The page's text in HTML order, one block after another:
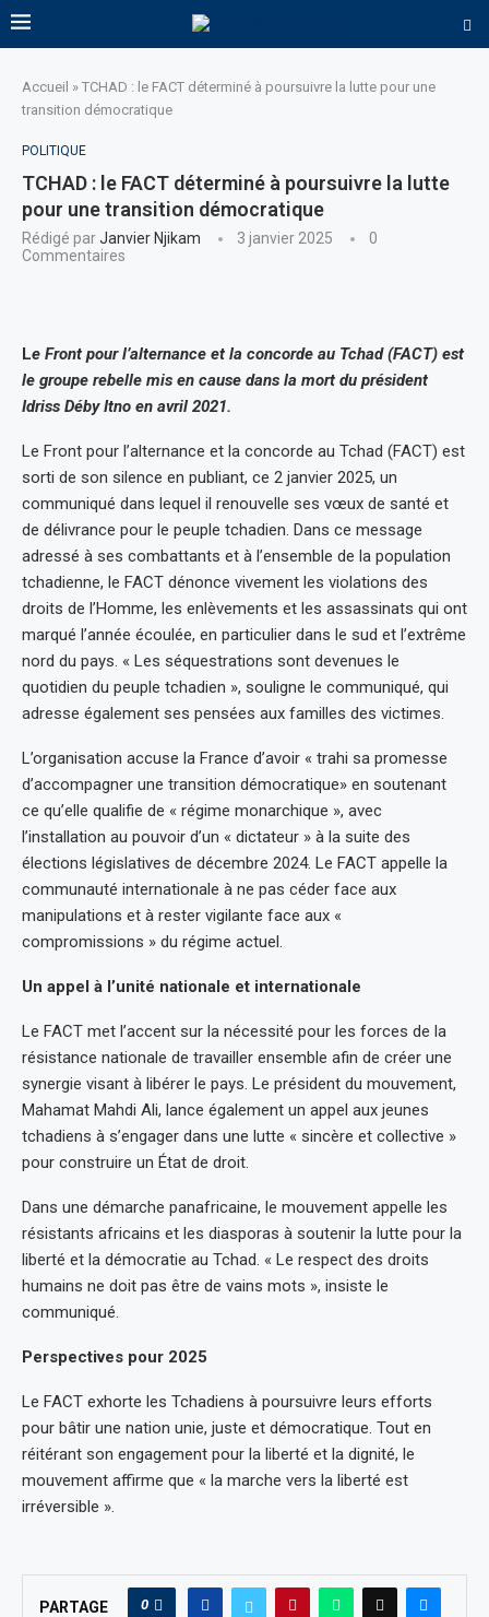
Accueil » TCHAD : le FACT déterminé à poursuivre la lutte pour une
transition démocratique
POLITIQUE
TCHAD : le FACT déterminé à poursuivre la lutte
pour une transition démocratique
Rédigé parJanvier Njikam 3 janvier 2025
0
Commentaires
Le Front pour l’alternance et la concorde au Tchad (FACT) est
le groupe rebelle mis en cause dans la mort du président
Idriss Déby Itno en avril 2021.
Le Front pour l’alternance et la concorde au Tchad (FACT) est
sorti de son silence en publiant, ce 2 janvier 2025, un
communiqué dans lequel il renouvelle ses vœux de santé et
de délivrance pour le peuple tchadien. Dans ce message
adressé à ses combattants et à l’ensemble de la population
tchadienne, le FACT dénonce vivement les violations des
droits de l’Homme, les enlèvements et les assassinats qui ont
marqué l’année écoulée, en particulier dans le sud et l’extrême
nord du pays. « Les séquestrations sont devenues le
quotidien du peuple tchadien », souligne le communiqué, qui
adresse également ses pensées aux familles des victimes.
L’organisation accuse la France d’avoir « trahi sa promesse
d’accompagner une transition démocratique» en soutenant
ce qu’elle qualifie de « régime monarchique », avec
l’installation au pouvoir d’un « dictateur » à la suite des
élections législatives de décembre 2024. Le FACT appelle la
communauté internationale à ne pas céder face aux
manipulations et à rester vigilante face aux «
compromissions » du régime actuel.
Un appel à l’unité nationale et internationale
Le FACT met l’accent sur la nécessité pour les forces de la
résistance nationale de travailler ensemble afin de créer une
synergie visant à libérer le pays. Le président du mouvement,
Mahamat Mahdi Ali, lance également un appel aux jeunes
tchadiens à s’engager dans une lutte « sincère et collective »
pour construire un État de droit.
Dans une démarche panafricaine, le mouvement appelle les
résistants africains et les diasporas à soutenir la lutte pour la
liberté et la démocratie au Tchad. « Le respect des droits
humains ne doit pas être de vains mots », insiste le
communiqué.
Perspectives pour 2025
Le FACT exhorte les Tchadiens à poursuivre leurs efforts
pour bâtir une nation unie, juste et démocratique. Tout en
réitérant son engagement pour la liberté et la dignité, le
mouvement affirme que « la marche vers la liberté est
irréversible ».
PARTAGE 0